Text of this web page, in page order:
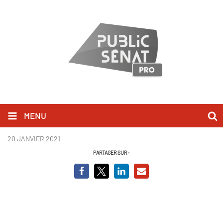
MENU
Karima Delli BCV.PNG
20 JANVIER 2021
PARTAGER SUR :